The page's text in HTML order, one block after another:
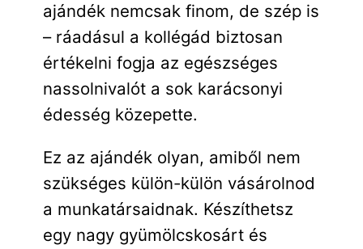
ajándék nemcsak finom, de szép is
– ráadásul a kollégád biztosan
értékelni fogja az egészséges
nassolnivalót a sok karácsonyi
édesség közepette.
Ez az ajándék olyan, amiből nem
szükséges külön-külön vásárolnod
a munkatársaidnak. Készíthetsz
egy nagy gyümölcskosárt és